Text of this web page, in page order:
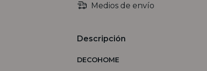
Medios de envío
Descripción
DECOHOME